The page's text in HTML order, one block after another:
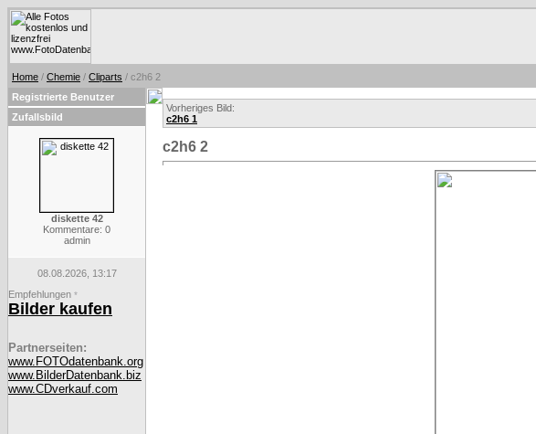
Home / Chemie / Cliparts / c2h6 2
Registrierte Benutzer
Zufallsbild
diskette 42
Kommentare: 0
admin
08.08.2026, 13:17
Empfehlungen *
Bilder kaufen
Partnerseiten:
www.FOTOdatenbank.org
www.BilderDatenbank.biz
www.CDverkauf.com
Vorheriges Bild:
c2h6 1
c2h6 2